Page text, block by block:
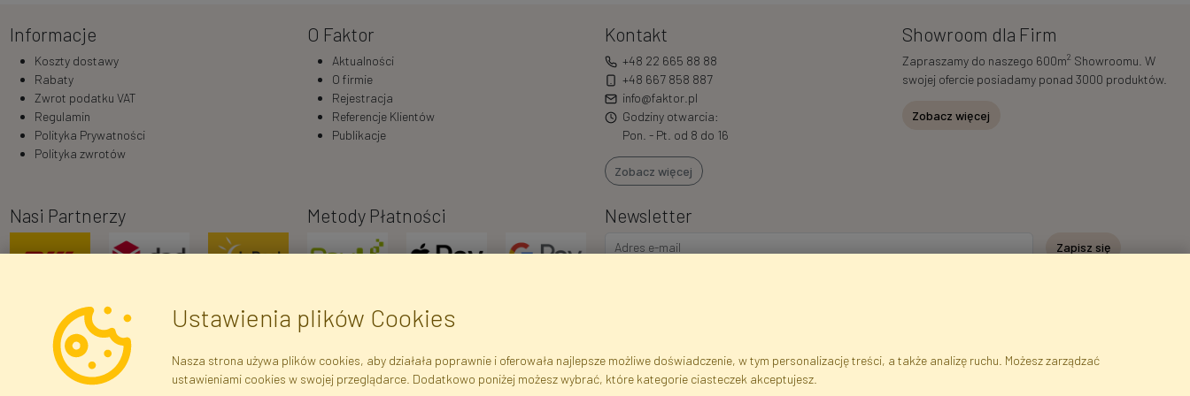
Informacje
Koszty dostawy
Rabaty
Zwrot podatku VAT
Regulamin
Polityka Prywatności
Polityka zwrotów
O Faktor
Aktualności
O firmie
Rejestracja
Referencje Klientów
Publikacje
Kontakt
+48 22 665 88 88
+48 667 858 887
info@faktor.pl
Godziny otwarcia:
Pon. - Pt. od 8 do 16
Zobacz więcej
Showroom dla Firm
Zapraszamy do naszego 600m2 Showroomu. W
swojej ofercie posiadamy ponad 3000 produktów.
Zobacz więcej
Nasi Partnerzy Metody Płatności Newsletter
Zapisz się
Dane rejestrowe Regulamin Polityka Prywatności Pomoc Mapa serwisu
Ustawienia plików Cookies
Nasza strona używa plików cookies, aby działała poprawnie i oferowała najlepsze możliwe doświadczenie, w tym personalizację treści, a także analizę ruchu. Możesz zarządzać
ustawieniami cookies w swojej przeglądarce. Dodatkowo poniżej możesz wybrać, które kategorie ciasteczek akceptujesz.